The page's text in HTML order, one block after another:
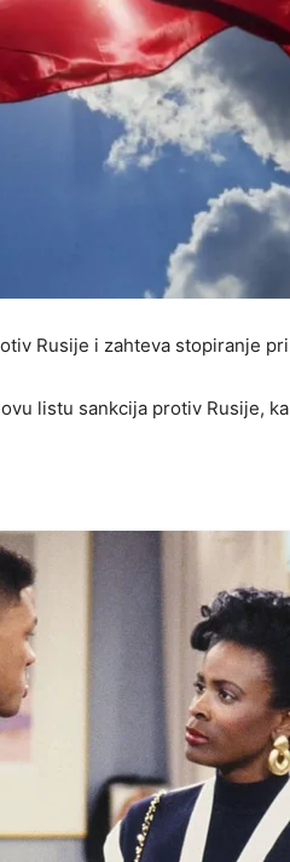
Rusije i zahteva stopiranje
listu sankcija protiv Rusije,